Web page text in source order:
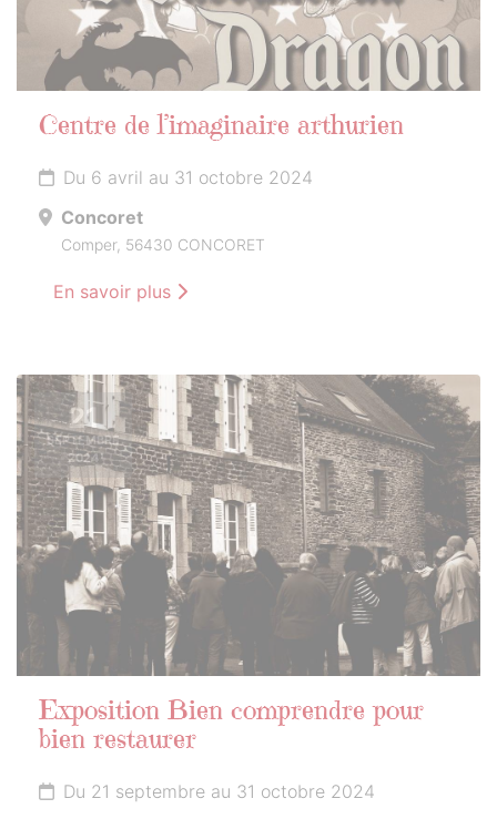
Centre de l’imaginaire arthurien
Du 6 avril au 31 octobre 2024
Concoret
Comper, 56430 CONCORET
En savoir plus
21
SEPTEMBRE
2024
Exposition Bien comprendre pour
bien restaurer
Du 21 septembre au 31 octobre 2024